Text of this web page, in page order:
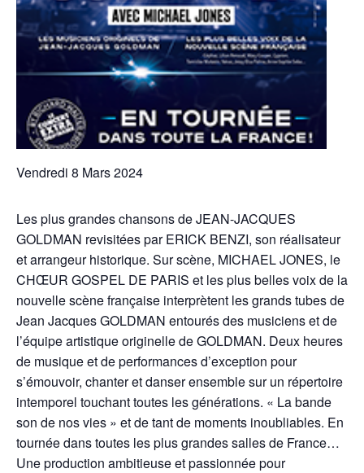
Vendredi 8 Mars 2024
Les plus grandes chansons de JEAN-JACQUES
GOLDMAN revisitées par ERICK BENZI, son réalisateur
et arrangeur historique. Sur scène, MICHAEL JONES, le
CHŒUR GOSPEL DE PARIS et les plus belles voix de la
nouvelle scène française interprètent les grands tubes de
Jean Jacques GOLDMAN entourés des musiciens et de
l’équipe artistique originelle de GOLDMAN. Deux heures
de musique et de performances d’exception pour
s’émouvoir, chanter et danser ensemble sur un répertoire
intemporel touchant toutes les générations. « La bande
son de nos vies » et de tant de moments inoubliables. En
tournée dans toutes les plus grandes salles de France…
Une production ambitieuse et passionnée pour